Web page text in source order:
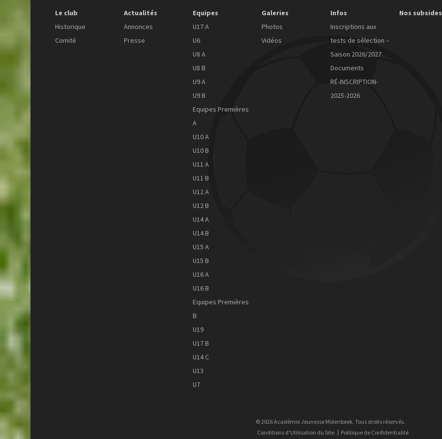
Le club
Historique
Comité
Actualités
Annonces
Presse
Equipes
U17 A
U6
U8 A
U8 B
U9 A
U9 B
Equipes Premières
A
U10 A
U10 B
U11 A
U11 B
U12 A
U12 B
U14 A
U14 B
U15 A
U15 B
U16 A
U16 B
Equipes Premières
B
U19
U17 B
U14 C
U13
U7
Galeries
Photos
Vidéos
Infos
Inscriptions aux
tests de sélection –
Saison 2026/2027
Documents
RÉ-INSCRIPTION-
2025-2026
Nos subsides
© 2026 Académie Jeunesse Molenbeek. Tous droits réservés.
Conditions d'Utilisation du Site
Politique de Confidentialité